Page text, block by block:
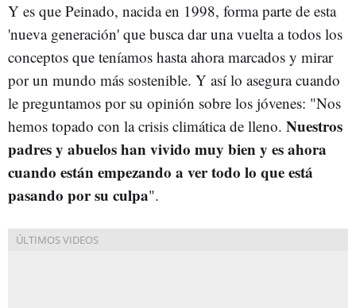
Y es que Peinado, nacida en 1998, forma parte de esta
'nueva generación' que busca dar una vuelta a todos los
conceptos que teníamos hasta ahora marcados y mirar
por un mundo más sostenible. Y así lo asegura cuando
le preguntamos por su opinión sobre los jóvenes: "Nos
hemos topado con la crisis climática de lleno. Nuestros
padres y abuelos han vivido muy bien y es ahora
cuando están empezando a ver todo lo que está
pasando por su culpa".